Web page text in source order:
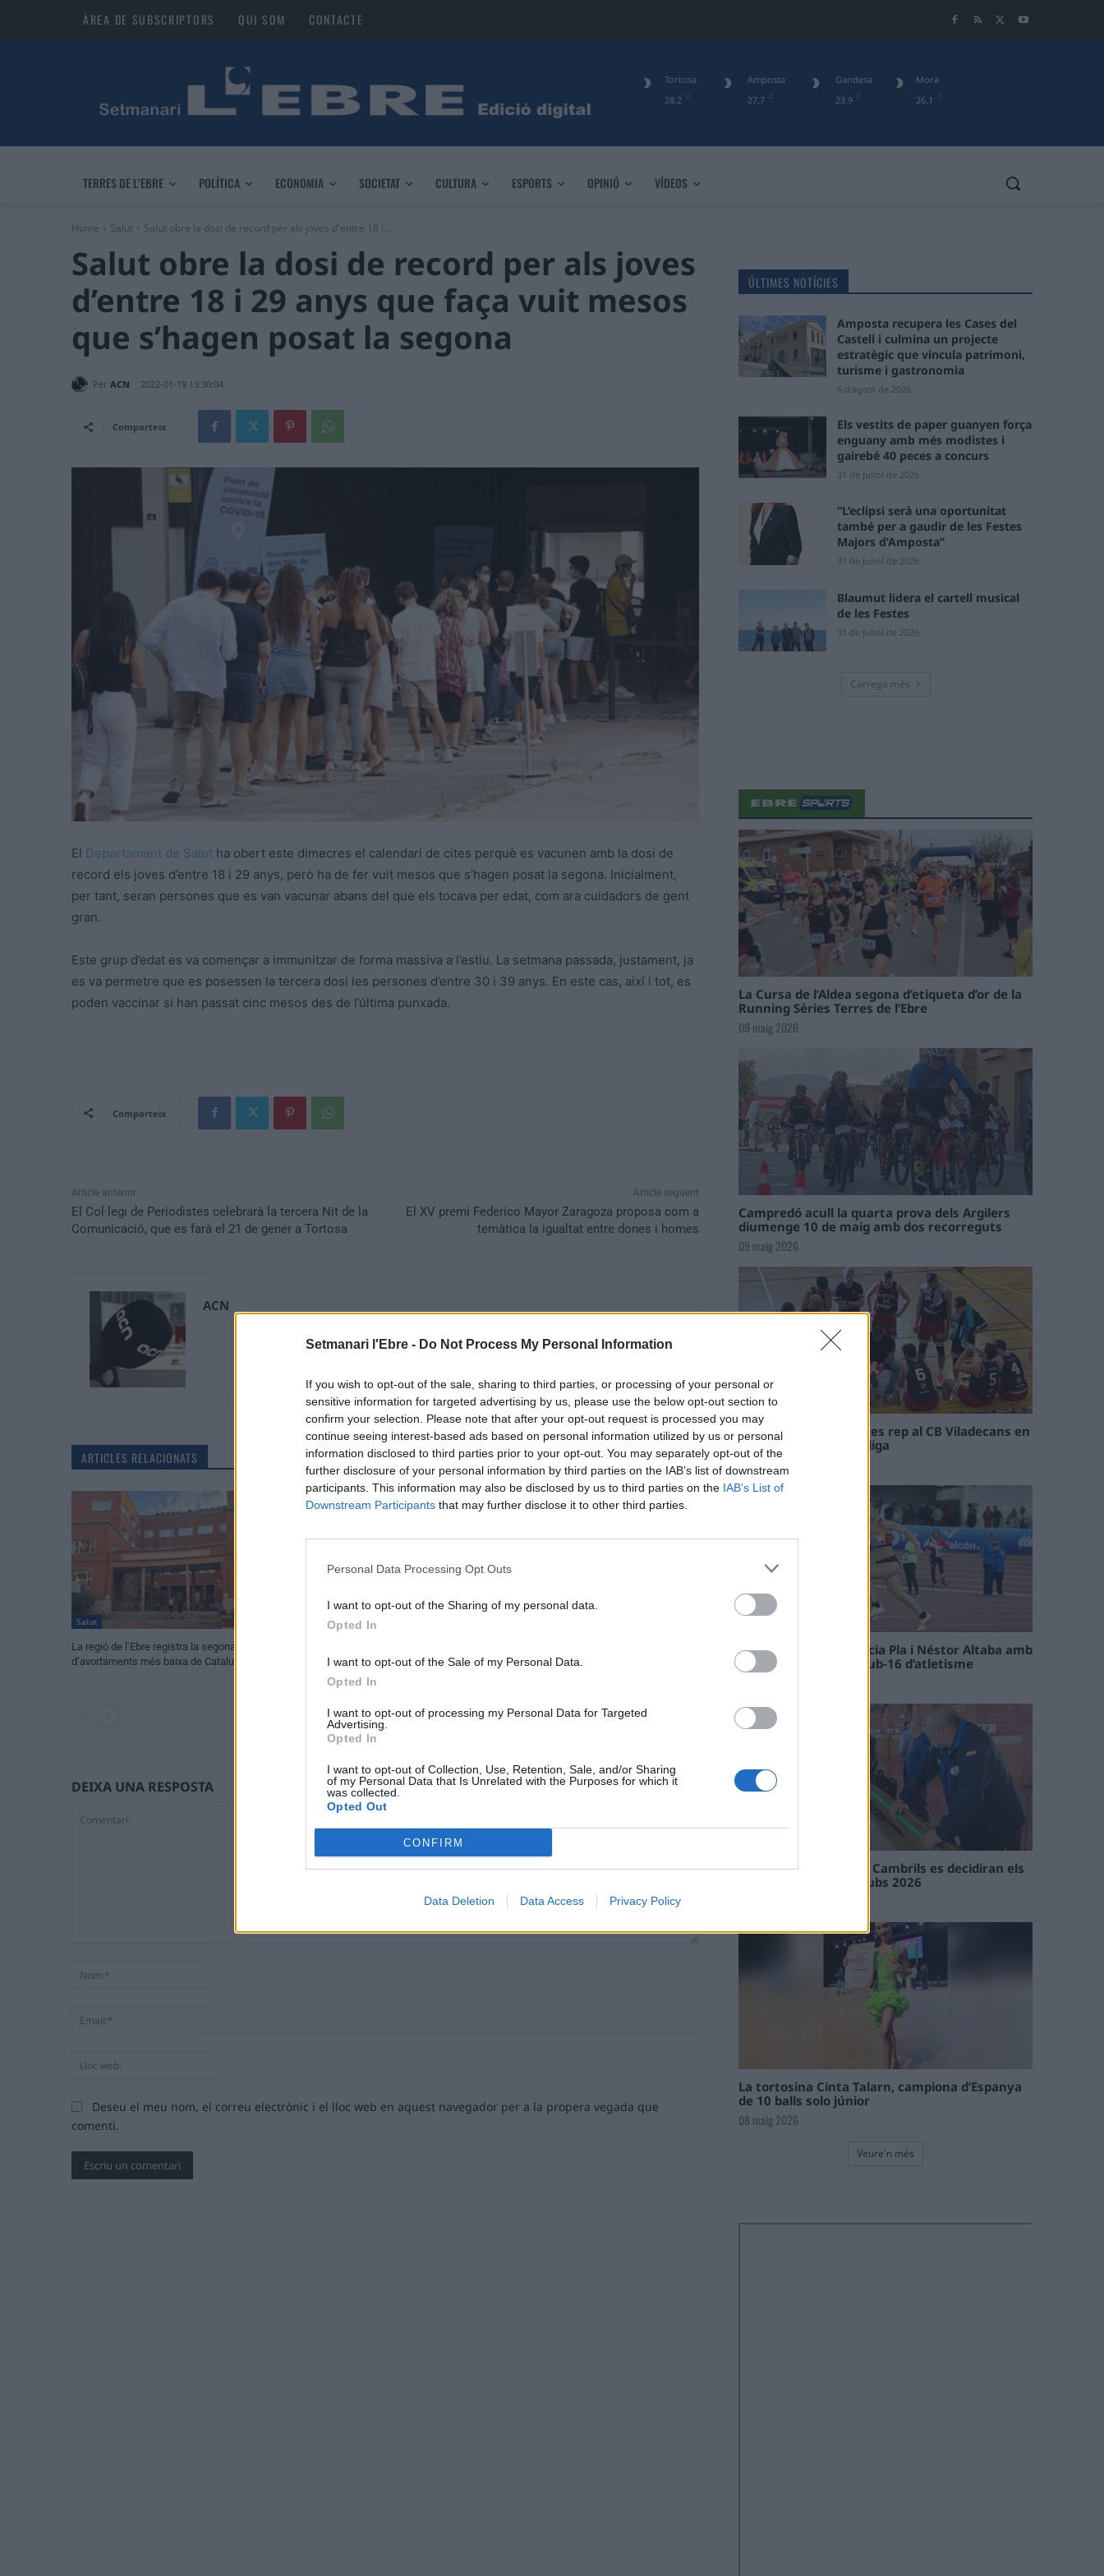
Setmanari l'Ebre - Do Not Process My Personal Information
If you wish to opt-out of the sale, sharing to third parties, or processing of your personal or
sensitive information for targeted advertising by us, please use the below opt-out section to
confirm your selection. Please note that after your opt-out request is processed you may
continue seeing interest-based ads based on personal information utilized by us or personal
information disclosed to third parties prior to your opt-out. You may separately opt-out of the
further disclosure of your personal information by third parties on the IAB’s list of downstream
participants. This information may also be disclosed by us to third parties on the IAB’s List of
Downstream Participants that may further disclose it to other third parties.
Personal Data Processing Opt Outs
I want to opt-out of the Sharing of my personal data.
Opted In
I want to opt-out of the Sale of my Personal Data.
Opted In
I want to opt-out of processing my Personal Data for Targeted
Advertising.
Opted In
I want to opt-out of Collection, Use, Retention, Sale, and/or Sharing
of my Personal Data that Is Unrelated with the Purposes for which it
was collected.
Opted Out
CONFIRM
Data Deletion Data Access Privacy Policy
ÀREA DE SUBSCRIPTORS QUI SOM CONTACTE
28.2 C
Tortosa
27.7 C
Amposta
23.9 C
Gandesa
26.1
C
Mora
TERRES DE L’EBRE POLÍTICA ECONOMIA SOCIETAT CULTURA ESPORTS OPINIÓ VÍDEOS
Home Salut Salut obre la dosi de record per als joves d'entre 18 i...
Salut obre la dosi de record per als joves
d’entre 18 i 29 anys que faça vuit mesos
que s’hagen posat la segona
Per ACN 2022-01-19 13:30:04
Comparteix
El Departament de Salut ha obert este dimecres el calendari de cites perquè es vacunen amb la dosi de
record els joves d’entre 18 i 29 anys, però ha de fer vuit mesos que s’hagen posat la segona. Inicialment,
per tant, seran persones que es van vacunar abans del que els tocava per edat, com ara cuidadors de gent
gran.
Este grup d’edat es va començar a immunitzar de forma massiva a l’estiu. La setmana passada, justament, ja
es va permetre que es posessen la tercera dosi les persones d’entre 30 i 39 anys. En este cas, així i tot, es
poden vaccinar si han passat cinc mesos des de l’última punxada.
Comparteix
Article anterior
El Col·legi de Periodistes celebrarà la tercera Nit de la
Comunicació, que es farà el 21 de gener a Tortosa
Article següent
El XV premi Federico Mayor Zaragoza proposa com a
temàtica la igualtat entre dones i homes
ACN
ARTICLES RELACIONATS
Salut
La regió de l’Ebre registra la segona taxa
d’avortaments més baixa de Catalunya
amb 6.414 històries clíniques obertes
defensen el traspàs dels hospitals al
DEIXA UNA RESPOSTA
Deseu el meu nom, el correu electrònic i el lloc web en aquest navegador per a la propera vegada que
comenti.
ÚLTIMES NOTÍCIES
Amposta recupera les Cases del
Castell i culmina un projecte
estratègic que vincula patrimoni,
turisme i gastronomia
6 d'agost de 2026
Els vestits de paper guanyen força
enguany amb més modistes i
gairebé 40 peces a concurs
31 de juliol de 2026
“L’eclipsi serà una oportunitat
també per a gaudir de les Festes
Majors d’Amposta”
31 de juliol de 2026
Blaumut lidera el cartell musical
de les Festes
31 de juliol de 2026
Carrega més
La Cursa de l’Aldea segona d’etiqueta d’or de la
Running Sèries Terres de l’Ebre
09 maig 2026
Campredó acull la quarta prova dels Argilers
diumenge 10 de maig amb dos recorreguts
09 maig 2026
El Cantaires amb baixes rep al CB Viladecans en
el tram decisiu de la lliga
09 maig 2026
Paula Sintorres, Patrícia Pla i Néstor Altaba amb
la selecció catalana sub-16 d’atletisme
En les tirades de Flix i Cambrils es decidiran els
campions de l’Interclubs 2026
La tortosina Cinta Talarn, campiona d’Espanya
de 10 balls solo júnior
08 maig 2026
Veure'n més